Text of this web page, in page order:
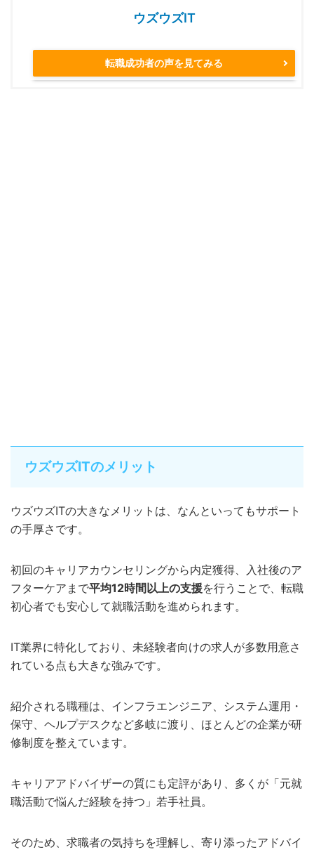
ウズウズIT
転職成功者の声を見てみる
ウズウズITのメリット
ウズウズITの大きなメリットは、なんといってもサポート
の手厚さです。
初回のキャリアカウンセリングから内定獲得、入社後のア
フターケアまで平均12時間以上の支援を行うことで、転職
初心者でも安心して就職活動を進められます。
IT業界に特化しており、未経験者向けの求人が多数用意さ
れている点も大きな強みです。
紹介される職種は、インフラエンジニア、システム運用・
保守、ヘルプデスクなど多岐に渡り、ほとんどの企業が研
修制度を整えています。
キャリアアドバイザーの質にも定評があり、多くが「元就
職活動で悩んだ経験を持つ」若手社員。
そのため、求職者の気持ちを理解し、寄り添ったアドバイ